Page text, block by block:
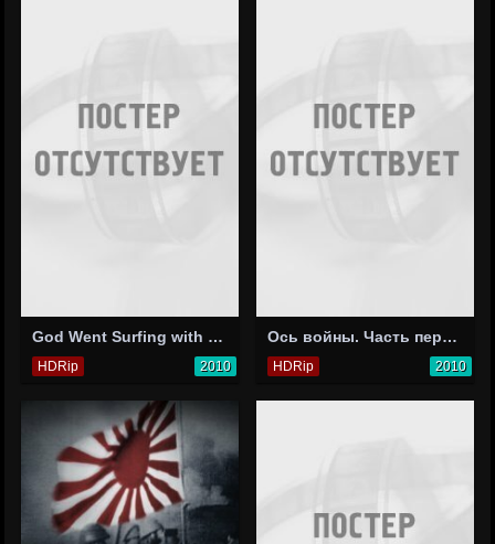
God Went Surfing with the Devil
HDRip 2010
Ось войны. Часть первая: Первое августа
HDRip 2010